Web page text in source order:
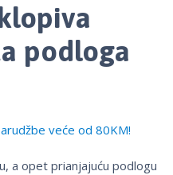
podloga
veće od 80KM!
a opet prianjajuću podlogu